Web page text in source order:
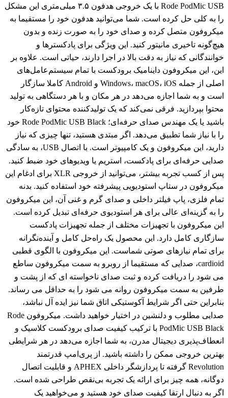
Rode PodMic USB با یک خروجی هدفون ۳.۵ میلی‌متری این مشکل
را به کلی حل کرده است. شما می‌توانید هدفون خود را مستقیما به
میکروفون متصل کرده و صدای خود را به صورت زنده و بدون
هیچ‌گونه تاخیری مانیتور کنید. این ویژگی برای پادکسترها و
خوانندگانی که نیاز به دقت بالا در اجرا دارند، حیاتی است. علاوه بر
این، این میکروفون داینامیک برودکست با تمام سیستم‌عامل‌های
اصلی از جمله Windows، macOS، iOS و Android کاملا سازگار
است و به شما اجازه می‌دهد در هر مکان و با هر دستگاهی به تولید
محتوا بپردازید. فرقی نمی‌کند که یک تولیدکننده محتوای تازه‌کار
باشید یا یک مهندس صدای حرفه‌ای؛ Rode PodMic USB Black خود
را با نیاز شما تطبیق می‌دهد. اگر مبتدی هستید، تنها چیزی که نیاز
دارید، این میکروفون و یک کامپیوتر است. با اتصال USB، به سادگی
صدایی حرفه‌ای برای پادکست، استریم یا ویدیوهای خود ضبط کنید.
پس از کسب تجربه بیشتر، می‌توانید از خروجی XLR برای ادغام این
میکروفون در ستاپ استودیویی پیشرفته خود استفاده کنید. بدنه
تمام فلزی، پاپ فیلتر داخلی و صدای گرم و غنی آن، این میکروفون
را به گزینه‌ای عالی برای هر استودیوی حرفه‌ای تبدیل کرده است.
این میکروفون با تجهیزات مختلف از جمله تجهیزات پادکست
سازگاری کامل دارد. این محصول یک راه‌حل کامل و آینده‌نگرانه
برای تمام نیازهای صوتی شماست. این میکروفون با الگوی قطبی
cardioid، صدایی که مستقیما از روبرو به سمت میکروفون ساطع
می شود را دریافت کرده و ثبت صدای ناخواسته ای که از پشت و
طرفین به سمت میکروفون روانه می شود را به حداقل می رساند.
بنابراین حتی اگر شرایط آکوستیکی اتاق شما نیز ایده آل نباشد،
صدایی مطلوب و دلنشین در اختیار خواهید داشت. میکروفون Rode
PodMic USB Black با ترکیب کیفیت صدای برودکست کلاسیک و
انعطاف‌پذیری دیجیتال مدرن، به شما اجازه می‌دهد در هر شرایطی
بهترین خروجی ممکن را داشته باشید. از پری‌امپ قدرتمند
Revolution گرفته تا پردازشگر داخلی APHEX و قابلیت اتصال
دوگانه، همه چیز برای ارائه یک تجربه بی‌نقص طراحی شده است.
اگر به دنبال ارتقا کیفیت صدای خود هستید و می‌خواهید یک